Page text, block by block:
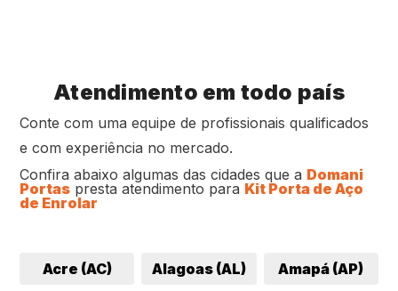
Atendimento em todo país
Conte com uma equipe de profissionais qualificados
e com experiência no mercado.
Confira abaixo algumas das cidades que a Domani
Portas presta atendimento para Kit Porta de Aço
de Enrolar
Acre (AC) Alagoas (AL) Amapá (AP)